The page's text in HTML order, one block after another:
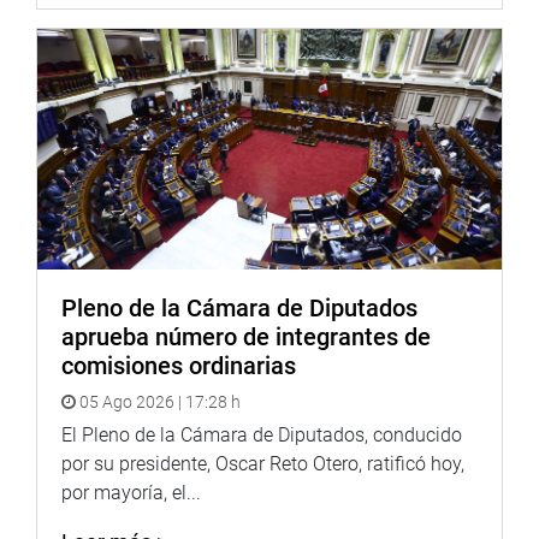
cerca de tres horas, Shack Yalta dijo que conoce al
presidente Pedro Pablo Kuczynski, y al jefe del Consejo de
Ministros, Fernando Zavala porque trabajó en el sector
público; tuvo una empresa consultora- que dejó hace
cuatro años-, y no tiene cuentas pendientes, ni militancia
política, entre otros detalles.
Seguidamente, expuso sobre la visión que tiene en torno a
la institución contralora y planteó la necesidad de una
nueva Ley Orgánica del Sistema Nacional de Control que
corrupción y un mayor presupuesto.
El candidato a contralor habló de la necesidad de
recobrar la legitimidad de la autoridad que va a controlar,
lo que implica un trabajo minucioso y cortar las redes de
la corrupción de raíz.
Sostuvo que un plan de trabajo en ese sentido tiene
Pleno de la Cámara de Diputados
aprueba número de integrantes de
comisiones ordinarias
05 Ago 2026 | 17:28 h
El Pleno de la Cámara de Diputados, conducido
por su presidente, Oscar Reto Otero, ratificó hoy,
por mayoría, el...